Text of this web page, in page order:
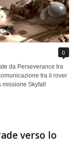
0
da Perseverance tra
tra il rover
missione Skyfall
verso lo